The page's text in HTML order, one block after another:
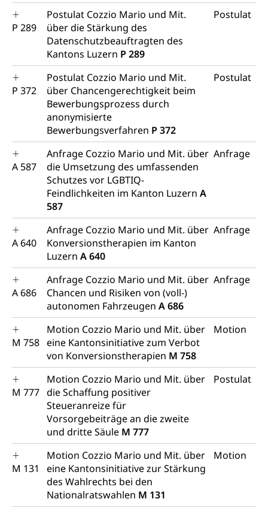
P 289
Postulat Cozzio Mario und Mit.
über die Stärkung des
Datenschutzbeauftragten des
Kantons Luzern P 289
Postulat
P 372
Postulat Cozzio Mario und Mit.
über Chancengerechtigkeit beim
Bewerbungsprozess durch
anonymisierte
Bewerbungsverfahren P 372
Postulat
A 587
Anfrage Cozzio Mario und Mit. über
die Umsetzung des umfassenden
Schutzes vor LGBTIQ-
Feindlichkeiten im Kanton Luzern A
587
Anfrage
A 640
Anfrage Cozzio Mario und Mit. über
Konversionstherapien im Kanton
Luzern A 640
Anfrage
A 686
Anfrage Cozzio Mario und Mit. über
Chancen und Risiken von (voll-)
autonomen Fahrzeugen A 686
Anfrage
M 758
Motion Cozzio Mario und Mit. über
eine Kantonsinitiative zum Verbot
von Konversionstherapien M 758
Motion
M 777
Motion Cozzio Mario und Mit. über
die Schaffung positiver
Steueranreize für
Vorsorgebeiträge an die zweite
und dritte Säule M 777
Postulat
M 131
Motion Cozzio Mario und Mit. über
eine Kantonsinitiative zur Stärkung
des Wahlrechts bei den
Nationalratswahlen M 131
Motion